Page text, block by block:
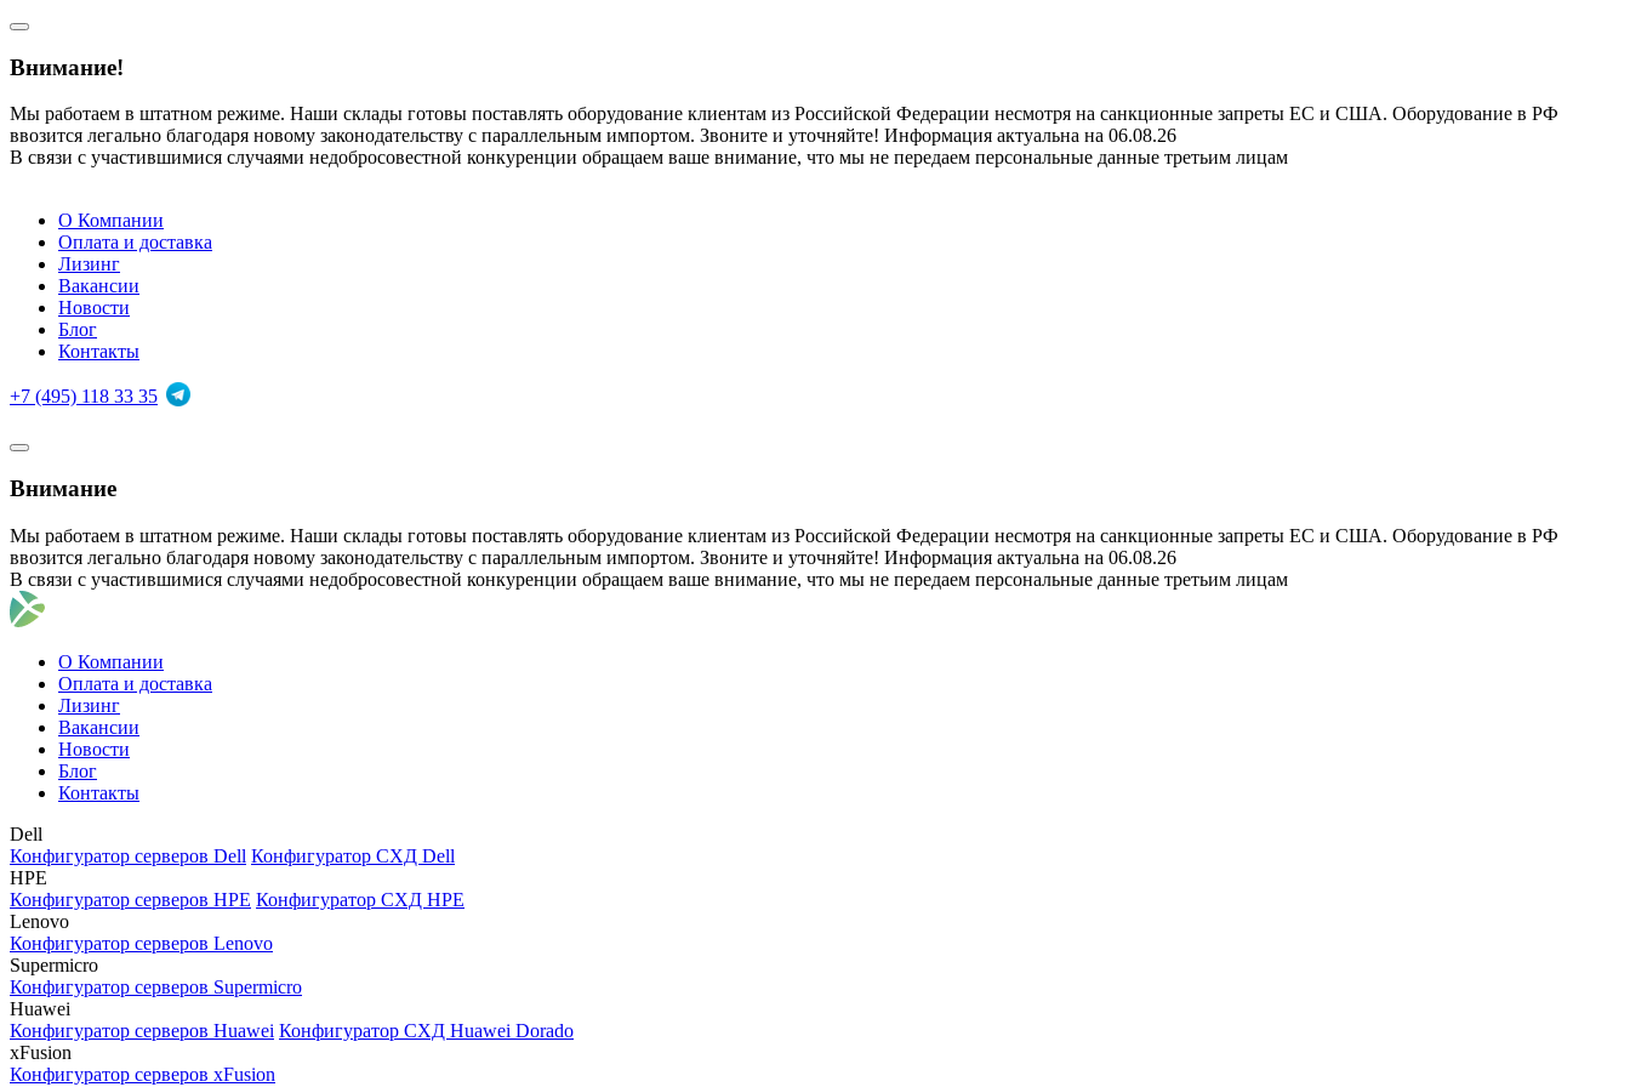
Внимание!
Мы работаем в штатном режиме. Наши склады готовы поставлять оборудование клиентам из Российской Федерации несмотря на санкционные запреты ЕС и США. Оборудование в РФ
ввозится легально благодаря новому законодательству с параллельным импортом. Звоните и уточняйте! Информация актуальна на 06.08.26
В связи с участившимися случаями недобросовестной конкуренции обращаем ваше внимание, что мы не передаем персональные данные третьим лицам
О Компании
Оплата и доставка
Лизинг
Вакансии
Новости
Блог
Контакты
+7 (495) 118 33 35
Внимание
Мы работаем в штатном режиме. Наши склады готовы поставлять оборудование клиентам из Российской Федерации несмотря на санкционные запреты ЕС и США. Оборудование в РФ
ввозится легально благодаря новому законодательству с параллельным импортом. Звоните и уточняйте! Информация актуальна на 06.08.26
В связи с участившимися случаями недобросовестной конкуренции обращаем ваше внимание, что мы не передаем персональные данные третьим лицам
О Компании
Оплата и доставка
Лизинг
Вакансии
Новости
Блог
Контакты
Dell
Конфигуратор серверов Dell Конфигуратор СХД Dell
HPE
Конфигуратор серверов HPE Конфигуратор СХД HPE
Lenovo
Конфигуратор серверов Lenovo
Supermicro
Конфигуратор серверов Supermicro
Huawei
Конфигуратор серверов Huawei Конфигуратор СХД Huawei Dorado
xFusion
Конфигуратор серверов xFusion